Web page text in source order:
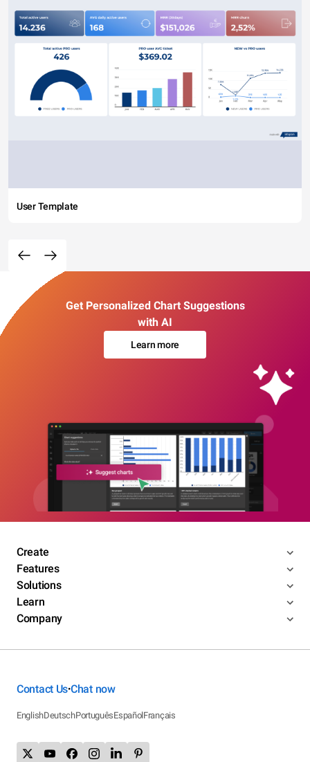
User Template
Get Personalized Chart Suggestions
with AI
Learn more
Create
Features
Solutions
Learn
Company
Contact Us•Chat now
EnglishDeutschPortuguêsEspañolFrançais